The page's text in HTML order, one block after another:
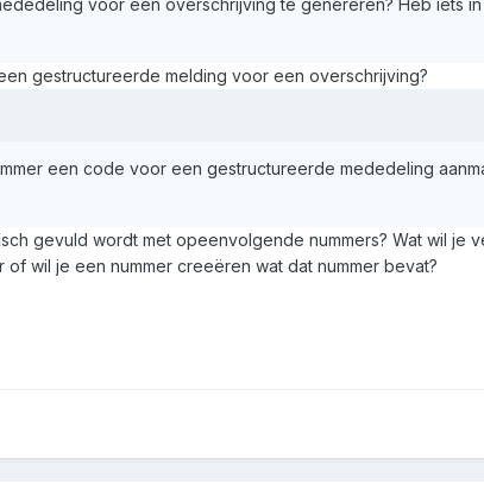
voor een overschrijving te genereren? Heb iets
gestructureerde melding voor een overschrijving?
een code voor een gestructureerde mededeling
gevuld wordt met opeenvolgende nummers? Wat wil je
wil je een nummer creeëren wat dat nummer bevat?